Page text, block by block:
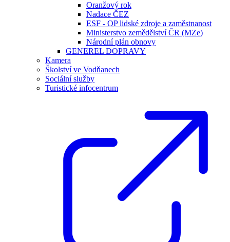
Oranžový rok
Nadace ČEZ
ESF - OP lidské zdroje a zaměstnanost
Ministerstvo zemědělství ČR (MZe)
Národní plán obnovy
GENEREL DOPRAVY
Kamera
Školství ve Vodňanech
Sociální služby
Turistické infocentrum